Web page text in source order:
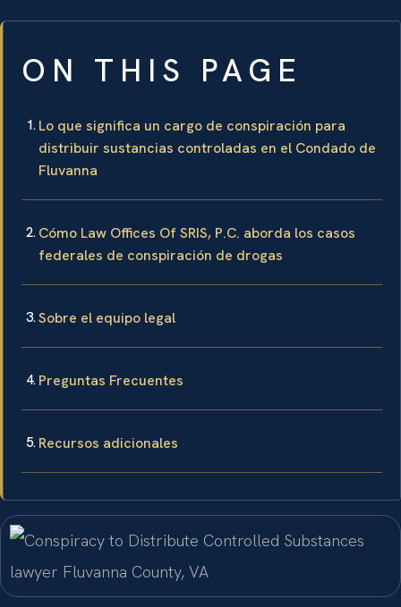
ON THIS PAGE
Lo que significa un cargo de conspiración para
distribuir sustancias controladas en el Condado de
Fluvanna
Cómo Law Offices Of SRIS, P.C. aborda los casos
federales de conspiración de drogas
Sobre el equipo legal
Preguntas Frecuentes
Recursos adicionales